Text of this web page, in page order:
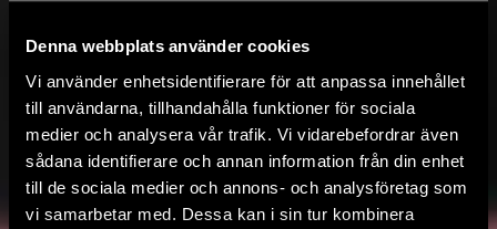
Denna webbplats använder cookies
Vi använder enhetsidentifierare för att anpassa innehållet
till användarna, tillhandahålla funktioner för sociala
medier och analysera vår trafik. Vi vidarebefordrar även
sådana identifierare och annan information från din enhet
till de sociala medier och annons- och analysföretag som
vi samarbetar med. Dessa kan i sin tur kombinera